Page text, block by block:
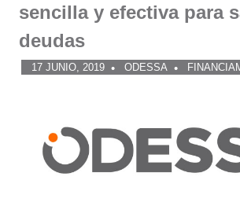
sencilla y efectiva para
deudas
17 JUNIO, 2019 ODESSA